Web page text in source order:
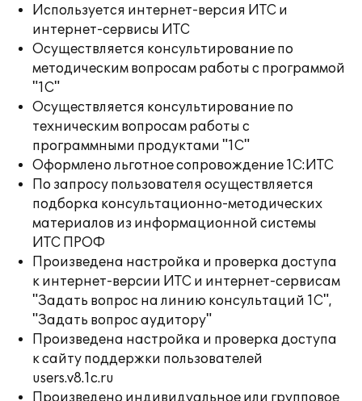
Используется интернет-версия ИТС и
интернет-сервисы ИТС
Осуществляется консультирование по
методическим вопросам работы с программой
"1С"
Осуществляется консультирование по
техническим вопросам работы с
программными продуктами "1С"
Оформлено льготное сопровождение 1С:ИТС
По запросу пользователя осуществляется
подборка консультационно-методических
материалов из информационной системы
ИТС ПРОФ
Произведена настройка и проверка доступа
к интернет-версии ИТС и интернет-сервисам
"Задать вопрос на линию консультаций 1С",
"Задать вопрос аудитору"
Произведена настройка и проверка доступа
к сайту поддержки пользователей
users.v8.1c.ru
Произведено индивидуальное или групповое